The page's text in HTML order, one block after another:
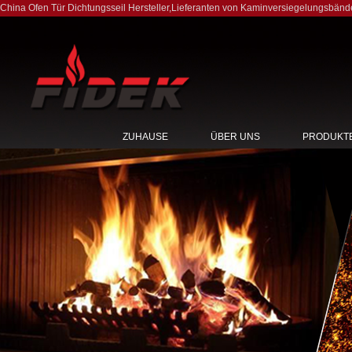
China Ofen Tür Dichtungsseil Hersteller,Lieferanten von
ZUHAUSE ÜBER UNS